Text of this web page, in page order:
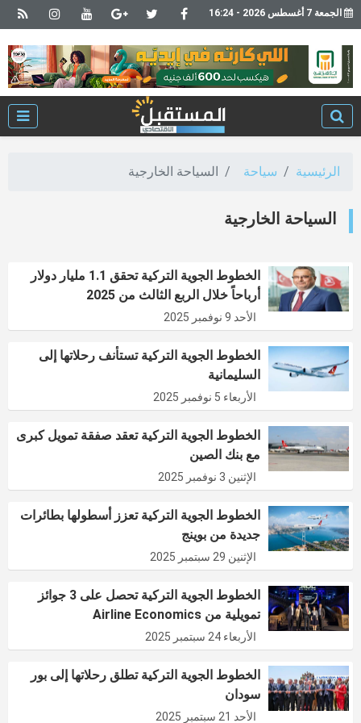
الجمعة 7 أغسطس 2026 - 16:24
الرئيسية سياحة السياحة الخارجية
السياحة الخارجية
الخطوط الجوية التركية تحقق 1.1 مليار دولار
أرباحاً خلال الربع الثالث من 2025
الأحد 9 نوفمبر 2025
الخطوط الجوية التركية تستأنف رحلاتها إلى
السليمانية
الأربعاء 5 نوفمبر 2025
الخطوط الجوية التركية تعقد صفقة تمويل كبرى
مع بنك الصين
الإثنين 3 نوفمبر 2025
الخطوط الجوية التركية تعزز أسطولها بطائرات
جديدة من بوينج
الإثنين 29 سبتمبر 2025
الخطوط الجوية التركية تحصل على 3 جوائز
تمويلية من Airline Economics
الأربعاء 24 سبتمبر 2025
الخطوط الجوية التركية تطلق رحلاتها إلى بور
سودان
الأحد 21 سبتمبر 2025